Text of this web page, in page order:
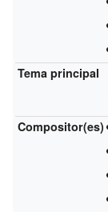
Tema principal
Compositor(es)